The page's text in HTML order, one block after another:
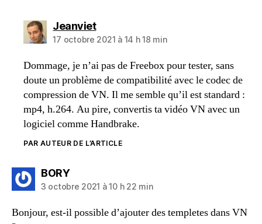
Jeanvietdit :
17 octobre 2021 à 14 h 18 min
Dommage, je n’ai pas de Freebox pour tester, sans
doute un problème de compatibilité avec le codec de
compression de VN. Il me semble qu’il est standard :
mp4, h.264. Au pire, convertis ta vidéo VN avec un
logiciel comme Handbrake.
PAR AUTEUR DE L’ARTICLE
BORYdit :
3 octobre 2021 à 10 h 22 min
Bonjour, est-il possible d’ajouter des templetes dans VN